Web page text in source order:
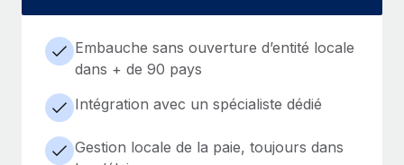
Embauche sans ouverture d’entité locale
dans + de 90 pays
Intégration avec un spécialiste dédié
Gestion locale de la paie, toujours dans